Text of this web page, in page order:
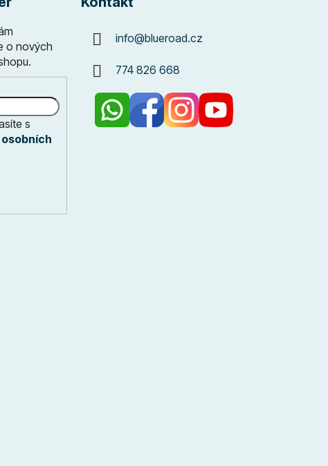
o nových
s
info@blueroad.cz
774 826 668